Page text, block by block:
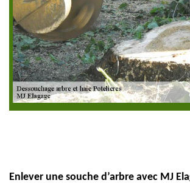
Enlever une souche d’arbre avec MJ